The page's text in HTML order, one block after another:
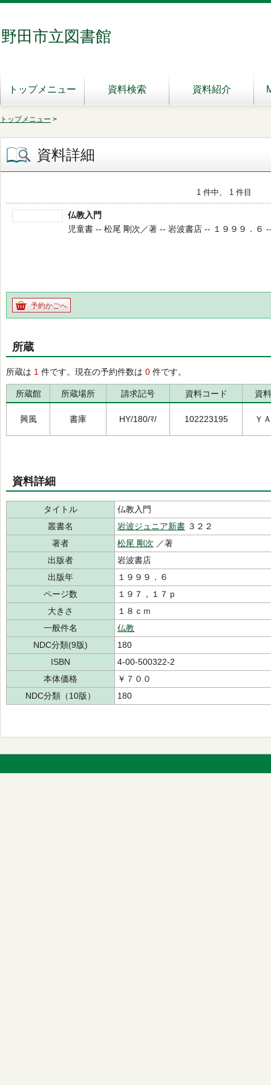
野田市立図書館
トップメニュー 資料検索 資料紹介
トップメニュー >
資料詳細
1 件中、 1 件目
仏教入門
児童書 -- 松尾 剛次／著 -- 岩波書店 -- １９９９．６
予約かごへ
所蔵
所蔵は 1 件です。現在の予約件数は 0 件です。
所蔵館 所蔵場所 請求記号 資料コード 資
興風 書庫 HY/180/ﾏ/ 102223195 Ｙ
資料詳細
タイトル
仏教入門
叢書名
岩波ジュニア新書 ３２２
著者
松尾 剛次 ／著
出版者
岩波書店
出版年
１９９９．６
ページ数
１９７，１７ｐ
大きさ
１８ｃｍ
一般件名
仏教
NDC分類(9版)
180
ISBN
4-00-500322-2
本体価格
￥７００
NDC分類（10版）
180